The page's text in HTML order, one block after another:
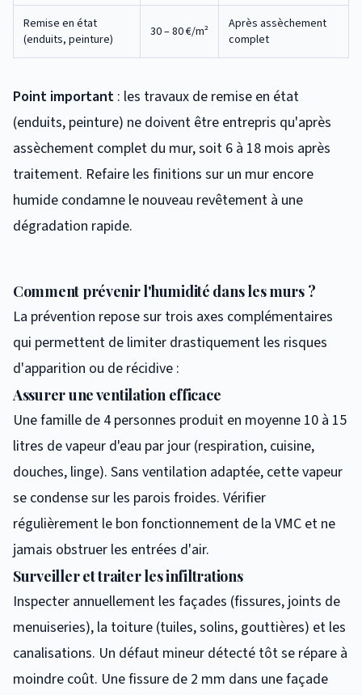
Remise en état
(enduits, peinture)
30 – 80 €/m²
Après assèchement
complet
Point important : les travaux de remise en état
(enduits, peinture) ne doivent être entrepris qu'après
assèchement complet du mur, soit 6 à 18 mois après
traitement. Refaire les finitions sur un mur encore
humide condamne le nouveau revêtement à une
dégradation rapide.
Comment prévenir l'humidité dans les murs ?
La prévention repose sur trois axes complémentaires
qui permettent de limiter drastiquement les risques
d'apparition ou de récidive :
Assurer une ventilation efficace
Une famille de 4 personnes produit en moyenne 10 à 15
litres de vapeur d'eau par jour (respiration, cuisine,
douches, linge). Sans ventilation adaptée, cette vapeur
se condense sur les parois froides. Vérifier
régulièrement le bon fonctionnement de la VMC et ne
jamais obstruer les entrées d'air.
Surveiller et traiter les infiltrations
Inspecter annuellement les façades (fissures, joints de
menuiseries), la toiture (tuiles, solins, gouttières) et les
canalisations. Un défaut mineur détecté tôt se répare à
moindre coût. Une fissure de 2 mm dans une façade